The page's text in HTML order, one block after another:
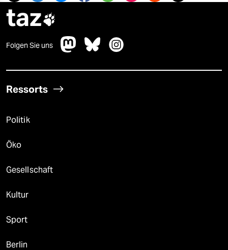
taz
Folgen Sie uns
Ressorts
Politik
Öko
Gesellschaft
Kultur
Sport
Berlin